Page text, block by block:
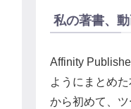
私の著書、
Affinity
ようにまとめ
から初めて、